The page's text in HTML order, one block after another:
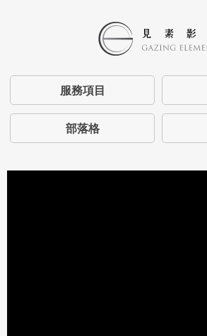
服務項目
部落格